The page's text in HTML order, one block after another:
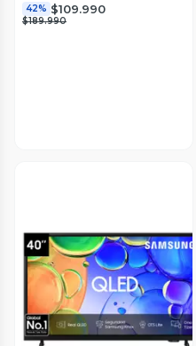
42% $109.990
$189.990